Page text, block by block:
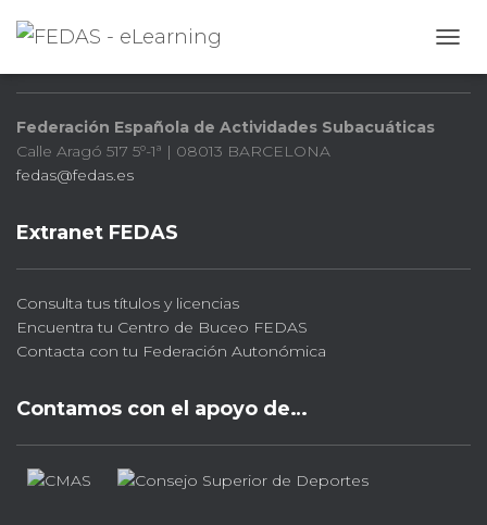
Federación Española de Actividades Subacuáticas
Calle Aragó 517 5º-1ª | 08013 BARCELONA
fedas@fedas.es
Extranet FEDAS
Consulta tus títulos y licencias
Encuentra tu Centro de Buceo FEDAS
Contacta con tu Federación Autonómica
Contamos con el apoyo de…